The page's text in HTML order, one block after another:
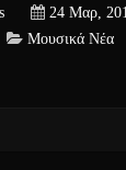
24 Μαρ,
Μουσικά Νέα